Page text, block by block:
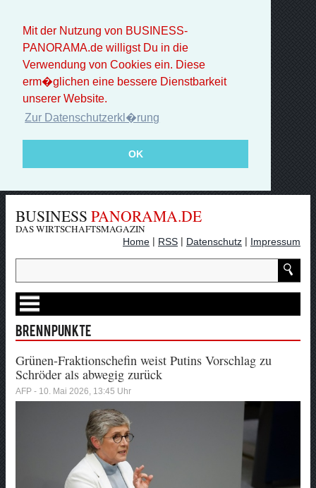
Mit der Nutzung von BUSINESS-
PANORAMA.de willigst Du in die
Verwendung von Cookies ein. Diese
erm�glichen eine bessere Dienstbarkeit
unserer Website.
Zur Datenschutzerkl�rung
OK
BUSINESS PANORAMA.DE
DAS WIRTSCHAFTSMAGAZIN
Home | RSS | Datenschutz | Impressum
Brennpunkte
Grünen-Fraktionschefin weist Putins Vorschlag zu
Schröder als abwegig zurück
AFP - 10. Mai 2026, 13:45 Uhr